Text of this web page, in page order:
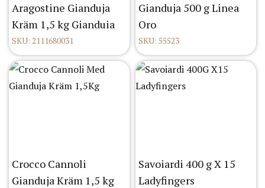
Aragostine Gianduja
Kräm 1,5 kg Gianduia
SKU: 2111680031
Gianduja 500 g Linea
Oro
SKU: 55523
Crocco Cannoli
Gianduja Kräm 1,5 kg
Savoiardi 400 g X 15
Ladyfingers